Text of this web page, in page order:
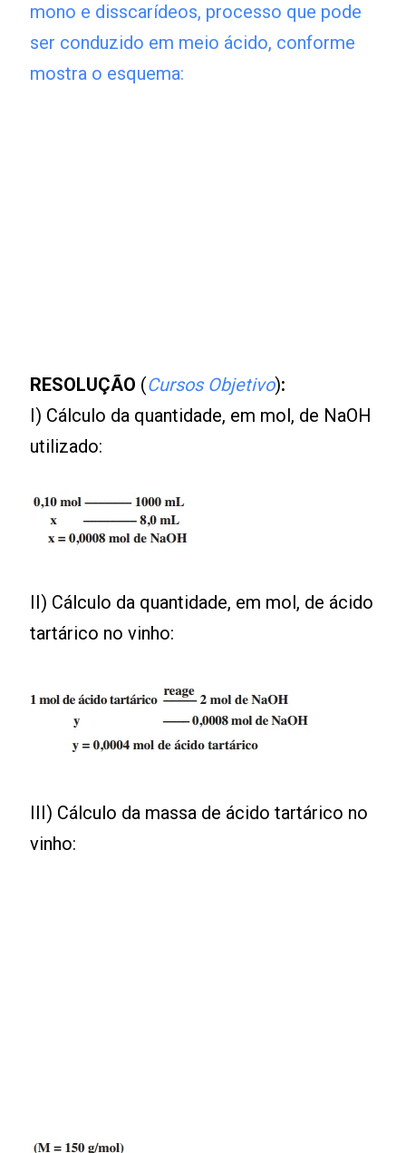
mono e disscarídeos, processo que pode
ser conduzido em meio ácido, conforme
mostra o esquema:
RESOLUÇÃO (Cursos Objetivo):
I) Cálculo da quantidade, em mol, de NaOH
utilizado:
II) Cálculo da quantidade, em mol, de ácido
tartárico no vinho:
III) Cálculo da massa de ácido tartárico no
vinho: